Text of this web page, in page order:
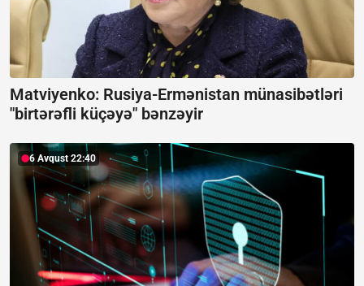
Matviyenko: Rusiya-Ermənistan münasibətləri
"birtərəfli küçəyə" bənzəyir
6 Avqust 22:40